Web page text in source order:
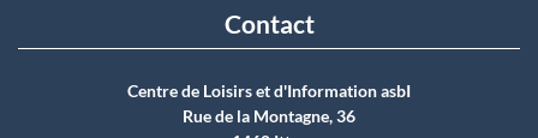
Contact
Centre de Loisirs et d'Information asbI
Rue de la Montagne, 36